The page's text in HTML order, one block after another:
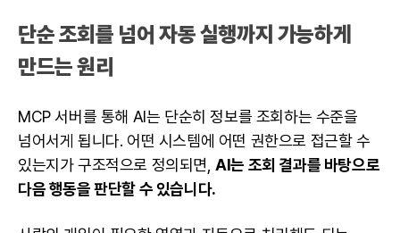
단순 조회를 넘어 자동 실행까지 가능하게
만드는 원리
MCP 서버를 통해 AI는 단순히 정보를 조회하는 수준을
넘어서게 됩니다. 어떤 시스템에 어떤 권한으로 접근할 수
있는지가 구조적으로 정의되면,AI는 조회 결과를 바탕으로
다음 행동을 판단할 수 있습니다.